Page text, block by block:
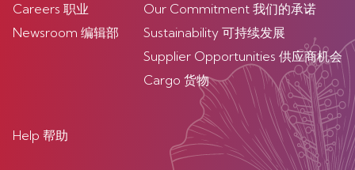
Careers 职业
Newsroom 编辑部
Our Commitment 我们的承诺
Sustainability 可持续发展
Supplier Opportunities 供应商机会
Cargo 货物
Help 帮助